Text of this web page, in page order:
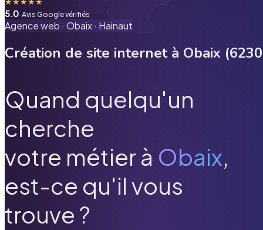
5.0· Avis Google vérifiés
Agence web · Obaix· Hainaut
Création de site internet à Obaix (6230
Quand quelqu'un
cherche
votre métier à Obaix,
est-ce qu'il vous
trouve ?